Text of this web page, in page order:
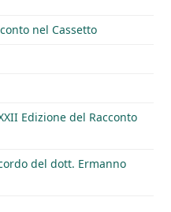
nel Cassetto
Edizione del Racconto
del dott. Ermanno